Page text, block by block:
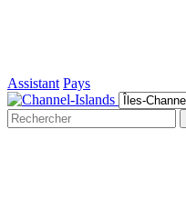
Assistant Pays